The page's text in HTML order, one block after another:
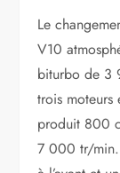
Le
V10
biturbo de 3
trois moteurs
produit 800
7 000 tr/min.